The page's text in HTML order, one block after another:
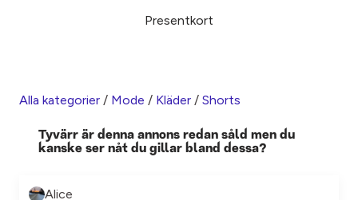
Presentkort
Alla kategorier / Mode / Kläder / Shorts
Tyvärr är denna annons redan såld men du
kanske ser nåt du gillar bland dessa?
Alice